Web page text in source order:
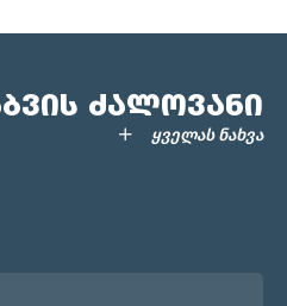
ძალოვანი
ყველას ნახვა